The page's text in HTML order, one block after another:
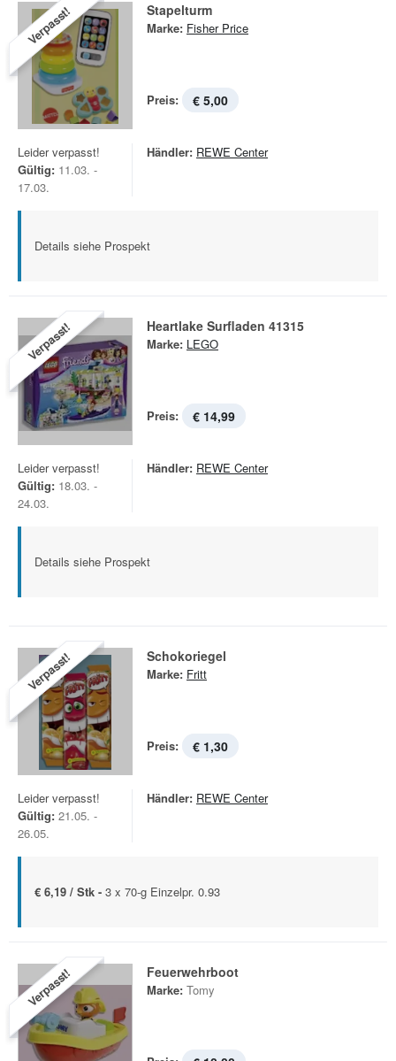
Verpasst! Stapelturm
Marke: Fisher Price
Preis: € 5,00
Leider verpasst!
Gültig: 11.03. -
17.03.
Händler: REWE Center
Details siehe Prospekt
Verpasst! Heartlake Surfladen 41315
Marke: LEGO
Preis: € 14,99
Leider verpasst!
Gültig: 18.03. -
24.03.
Händler: REWE Center
Details siehe Prospekt
Verpasst! Schokoriegel
Marke: Fritt
Preis: € 1,30
Leider verpasst!
Gültig: 21.05. -
26.05.
Händler: REWE Center
€ 6,19 / Stk - 3 x 70-g Einzelpr. 0.93
Verpasst! Feuerwehrboot
Marke: Tomy